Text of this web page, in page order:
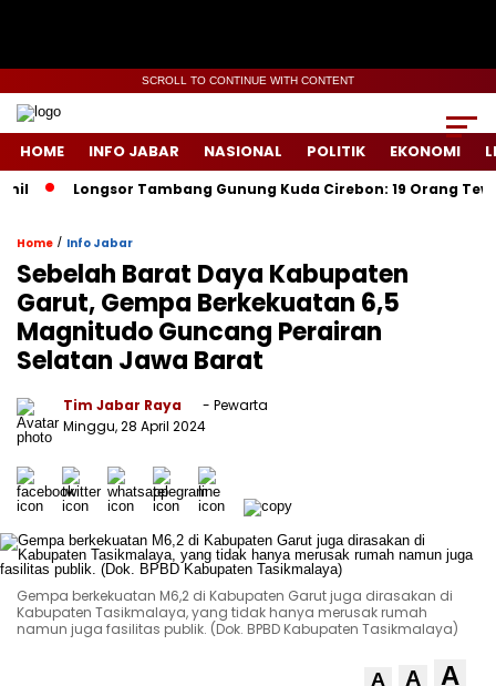
SCROLL TO CONTINUE WITH CONTENT
HOME INFO JABAR NASIONAL POLITIK EKONOMI
Longsor Tambang Gunung Kuda Cirebon: 19 Orang Tewas,
Home / Info Jabar
Sebelah Barat Daya Kabupaten
Garut, Gempa Berkekuatan 6,5
Magnitudo Guncang Perairan
Selatan Jawa Barat
Tim Jabar Raya
- Pewarta
Minggu, 28 April 2024
Gempa berkekuatan M6,2 di Kabupaten Garut juga dirasakan di
Kabupaten Tasikmalaya, yang tidak hanya merusak rumah
namun juga fasilitas publik. (Dok. BPBD Kabupaten Tasikmalaya)
A A A